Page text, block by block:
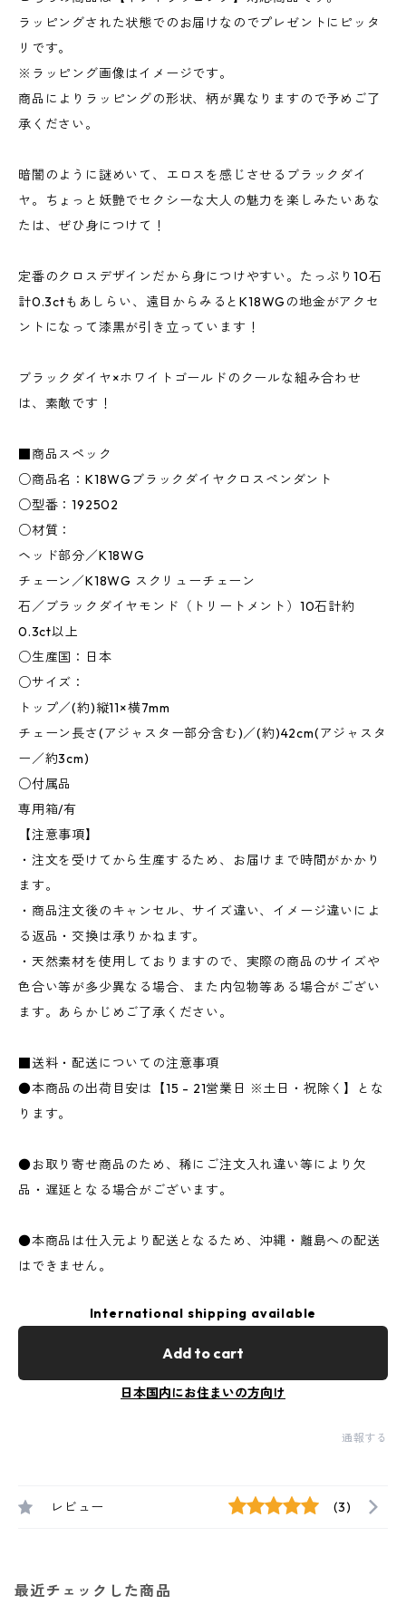
ラッピングされた状態でのお届けなのでプレゼントにピッタ
リです。
※ラッピング画像はイメージです。
商品によりラッピングの形状、柄が異なりますので予めご了
承ください。
暗闇のように謎めいて、エロスを感じさせるブラックダイ
ヤ。ちょっと妖艶でセクシーな大人の魅力を楽しみたいあな
たは、ぜひ身につけて！
定番のクロスデザインだから身につけやすい。たっぷり10石
計0.3ctもあしらい、遠目からみるとK18WGの地金がアクセ
ントになって漆黒が引き立っています！
ブラックダイヤ×ホワイトゴールドのクールな組み合わせ
は、素敵です！
■商品スペック
○商品名：K18WGブラックダイヤクロスペンダント
○型番：192502
○材質：
ヘッド部分／K18WG
チェーン／K18WG スクリューチェーン
石／ブラックダイヤモンド（トリートメント）10石計約
0.3ct以上
○生産国：日本
○サイズ：
トップ／(約)縦11×横7mm
チェーン長さ(アジャスター部分含む)／(約)42cm(アジャスタ
ー／約3cm)
○付属品
専用箱/有
【注意事項】
・注文を受けてから生産するため、お届けまで時間がかかり
ます。
・商品注文後のキャンセル、サイズ違い、イメージ違いによ
る返品・交換は承りかねます。
・天然素材を使用しておりますので、実際の商品のサイズや
色合い等が多少異なる場合、また内包物等ある場合がござい
ます。あらかじめご了承ください。
■送料・配送についての注意事項
●本商品の出荷目安は【15 - 21営業日 ※土日・祝除く】とな
ります。
●お取り寄せ商品のため、稀にご注文入れ違い等により欠
品・遅延となる場合がございます。
●本商品は仕入元より配送となるため、沖縄・離島への配送
はできません。
International shipping available
Add to cart
日本国内にお住まいの方向け
通報する
レビュー (3)
最近チェックした商品